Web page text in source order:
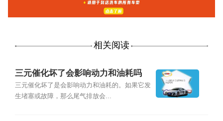
相关阅读
三元催化坏了会影响动力和油耗吗
三元催化坏了是会影响动力和油耗的。如果它发
生堵塞或故障，那么尾气排放会...